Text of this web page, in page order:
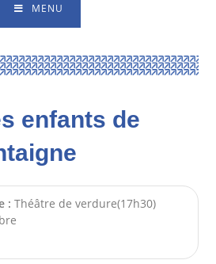
MENU
enfants de
:Théâtre de verdure(17h30)